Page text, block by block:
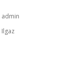
admin
Ilgaz